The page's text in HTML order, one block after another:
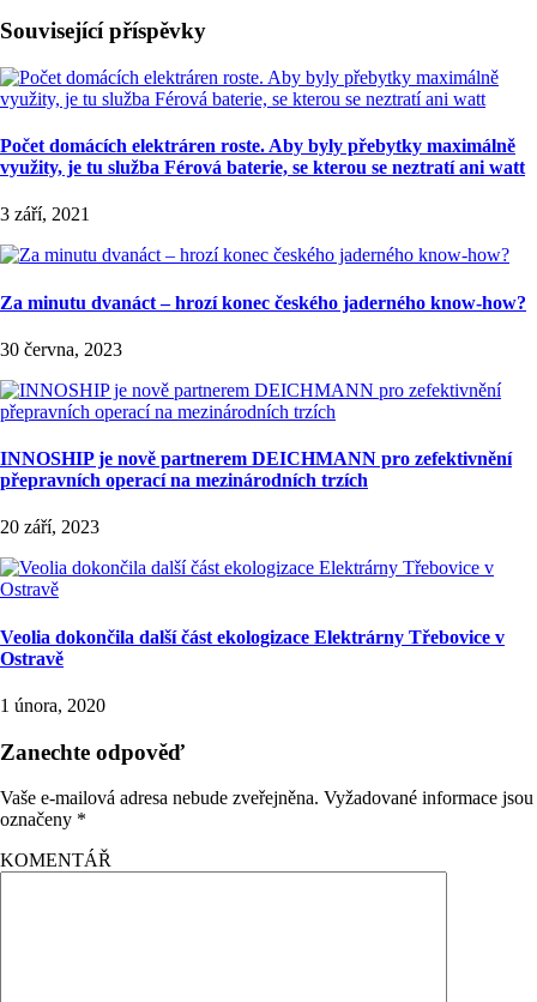
Související příspěvky
Počet domácích elektráren roste. Aby byly přebytky maximálně
využity, je tu služba Férová baterie, se kterou se neztratí ani watt
3 září, 2021
Za minutu dvanáct – hrozí konec českého jaderného know-how?
30 června, 2023
INNOSHIP je nově partnerem DEICHMANN pro zefektivnění
přepravních operací na mezinárodních trzích
20 září, 2023
Veolia dokončila další část ekologizace Elektrárny Třebovice v
Ostravě
1 února, 2020
Zanechte odpověď
Vaše e-mailová adresa nebude zveřejněna. Vyžadované informace jsou
označeny *
KOMENTÁŘ